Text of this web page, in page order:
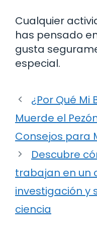
Cualquier
has pensado
gusta
especial.
¿Por Qué Mi
Muerde el
Consejos para
Descubre
trabajan en un
investigación y
ciencia